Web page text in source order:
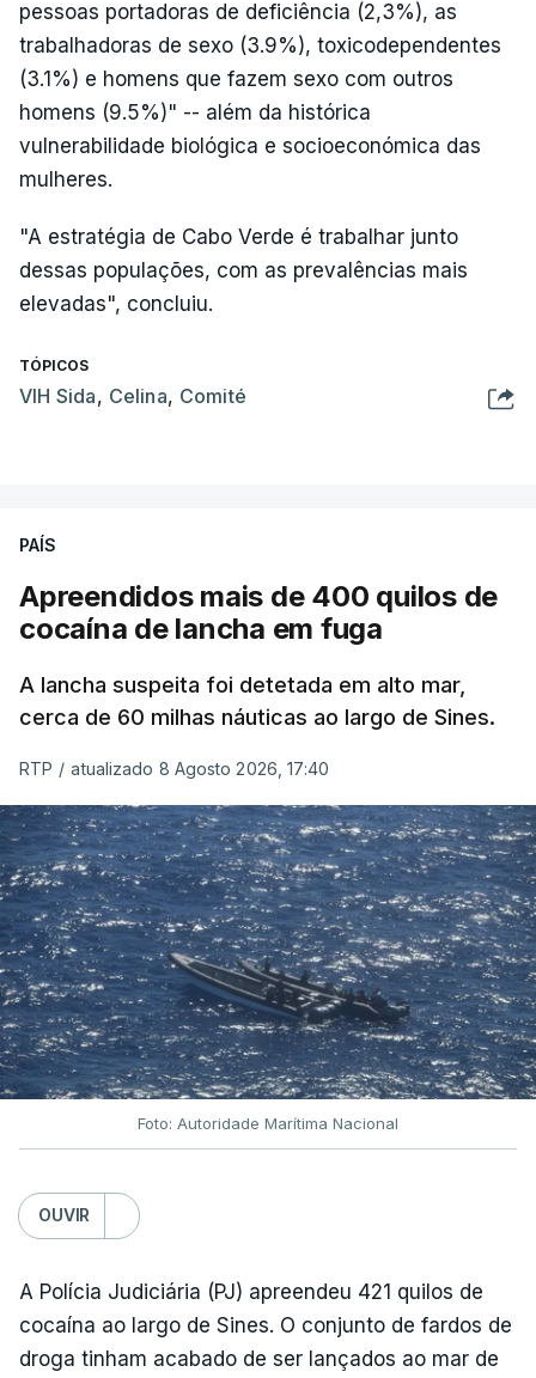
pessoas portadoras de deficiência (2,3%), as
trabalhadoras de sexo (3.9%), toxicodependentes
(3.1%) e homens que fazem sexo com outros
homens (9.5%)" -- além da histórica
vulnerabilidade biológica e socioeconómica das
mulheres.
"A estratégia de Cabo Verde é trabalhar junto
dessas populações, com as prevalências mais
elevadas", concluiu.
TÓPICOS
VIH Sida, Celina, Comité
PAÍS
Apreendidos mais de 400 quilos de
cocaína de lancha em fuga
A lancha suspeita foi detetada em alto mar,
cerca de 60 milhas náuticas ao largo de Sines.
RTP / atualizado 8 Agosto 2026, 17:40
Foto: Autoridade Marítima Nacional
OUVIR
A Polícia Judiciária (PJ) apreendeu 421 quilos de
cocaína ao largo de Sines. O conjunto de fardos de
droga tinham acabado de ser lançados ao mar de